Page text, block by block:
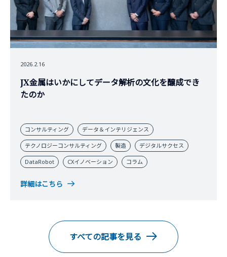
2026.2.16
JX金属はいかにしてデータ解析の文化を醸成でき
たのか
コンサルティング データ＆インテリジェンス
テクノロジーコンサルティング 製造 デジタルサクセス
DataRobot CXイノベーション コラム
詳細はこちら
すべての記事を見る